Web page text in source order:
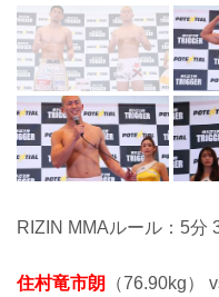
RIZIN MMAルール：5分
住村竜市朗 （76.90kg）